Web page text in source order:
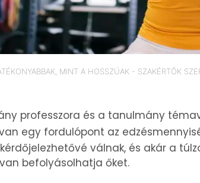
MINT A HOSSZÚAK - SZAKÉRTŐK
professzora és a tanulmány
egy fordulópont az
válnak, és akár a
befolyásolhatja őket.